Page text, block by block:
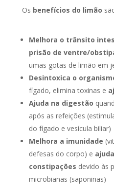
Os benefícios do limão
Melhora o trânsito
prisão de ventre/
umas gotas de limão em
Desintoxica o
fígado, elimina toxinas e
Ajuda na digestão
após as refeições
do fígado e vesícula biliar)
Melhora a imunidade
defesas do corpo) e
constipações devido às
microbianas (saponinas)